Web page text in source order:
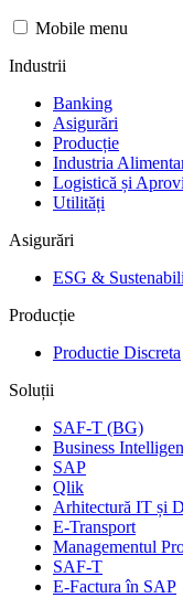
Mobile menu
Industrii
Banking
Asigurări
Producție
Industria
Logistică și
Utilități
Asigurări
ESG &
Producție
Productie Discreta
Soluții
SAF-T (BG)
Business
SAP
Qlik
Arhitectură IT și
E-Transport
Managementul
SAF-T
E-Factura în SAP